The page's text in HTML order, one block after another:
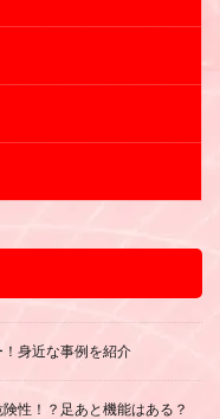
身近な事例を紹介
性！？足あと機能はある？